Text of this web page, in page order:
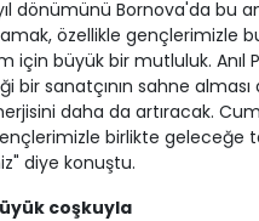
dönümünü Bornova'da bu
özellikle gençlerimizle
için büyük bir mutluluk. Anıl
bir sanatçının sahne alması
daha da artıracak.
birlikte geleceğe
diye konuştu.
coşkuyla